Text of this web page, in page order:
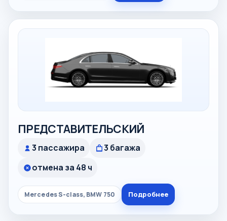
ПРЕДСТАВИТЕЛЬСКИЙ
3 пассажира
3 багажа
отмена за 48 ч
Mercedes S-class, BMW 750 Подробнее